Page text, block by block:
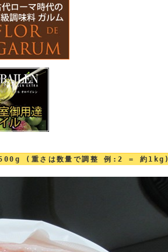
500g (重さは数量で調整 例:2 = 約1kg)